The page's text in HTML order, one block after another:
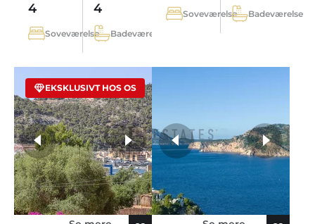
4
Soveværelse
4
Badeværelse
Soveværelse Badeværelse
EKSKLUSIVT HOS OS
flere fotos